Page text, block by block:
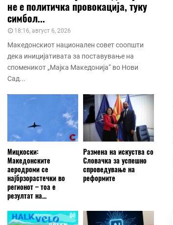
не е политичка провокација, туку
симбол...
18:16, август 6, 2026
Македонскиот национален совет соопшти
дека иницијативата за поставување на
споменикот „Мајка Македонија“ во Нови
Сад...
Мицкоски:
Македонските
аеродроми се
најбрзорастечки во
регионот – тоа е
резултат на...
Размена на искуства со
Словачка за успешно
спроведување на
реформите